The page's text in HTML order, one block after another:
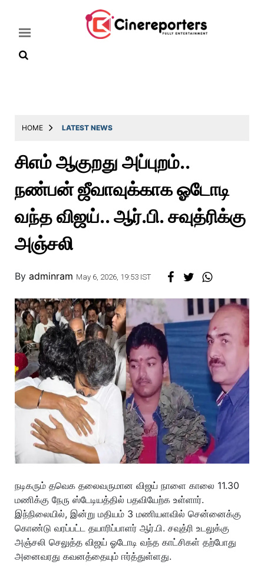
Latest
Throwback
Television
Reviews
Photos
Story
HOME LATEST NEWS
சிஎம் ஆகுறது அப்புறம்..
நண்பன் ஜீவாவுக்காக ஓடோடி
வந்த விஜய்.. ஆர்.பி. சவுத்ரிக்கு
அஞ்சலி
By adminram May 6, 2026, 19:53 IST
நடிகரும் தவெக தலைவருமான விஜய் நாளை காலை 11.30
மணிக்கு நேரு ஸ்டேடியத்தில் பதவியேற்க உள்ளார்.
இந்நிலையில், இன்று மதியம் 3 மணியளவில் சென்னைக்கு
கொண்டு வரப்பட்ட தயாரிப்பாளர் ஆர்.பி. சவுத்ரி உடலுக்கு
அஞ்சலி செலுத்த விஜய் ஓடோடி வந்த காட்சிகள் தற்போது
அனைவரது கவனத்தையும் ஈர்த்துள்ளது.